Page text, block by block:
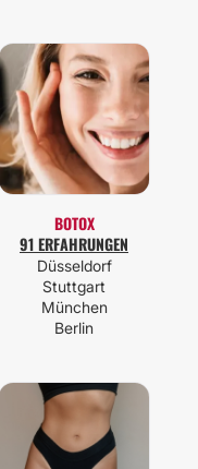
BOTOX
91 ERFAHRUNGEN
Düsseldorf
Stuttgart
München
Berlin